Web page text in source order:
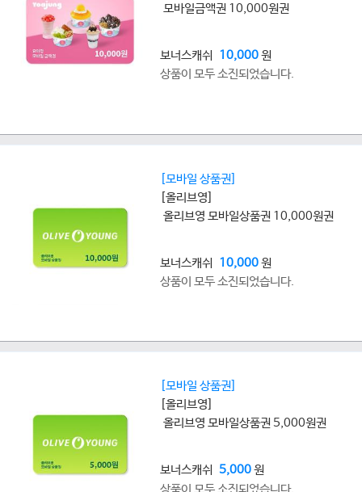
모바일금액권 10,000원권
보너스캐쉬 10,000원
상품이 모두 소진되었습니다.
[모바일 상품권]
[올리브영]
올리브영 모바일상품권 10,000원권
보너스캐쉬 10,000원
상품이 모두 소진되었습니다.
[모바일 상품권]
[올리브영]
올리브영 모바일상품권 5,000원권
보너스캐쉬 5,000원
상품이 모두 소진되었습니다.